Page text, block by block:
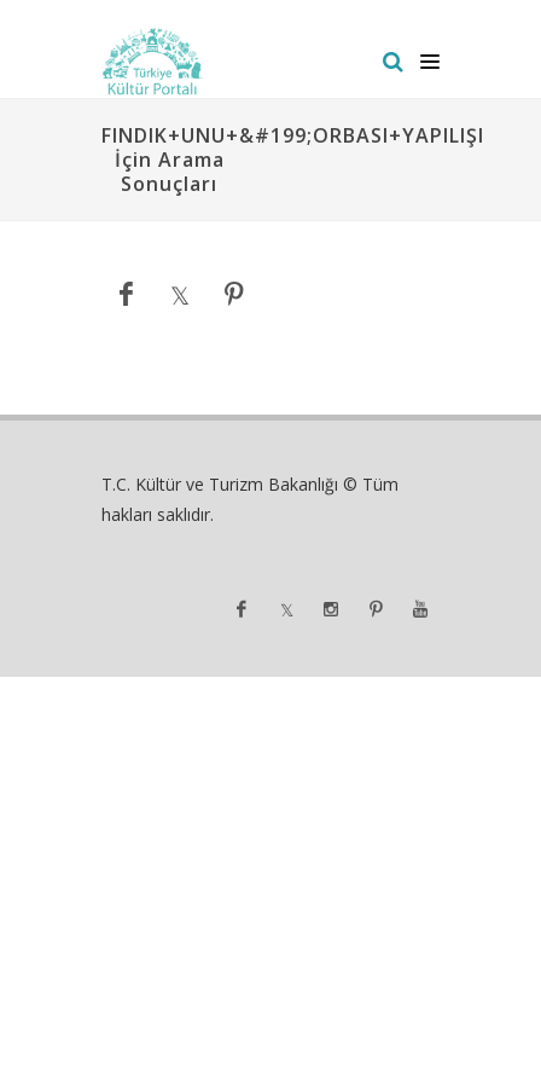
FINDIK+UNU+&#199;ORBASI+YAPILIŞI
İçin Arama
Sonuçları
T.C. Kültür ve Turizm Bakanlığı © Tüm
hakları saklıdır.